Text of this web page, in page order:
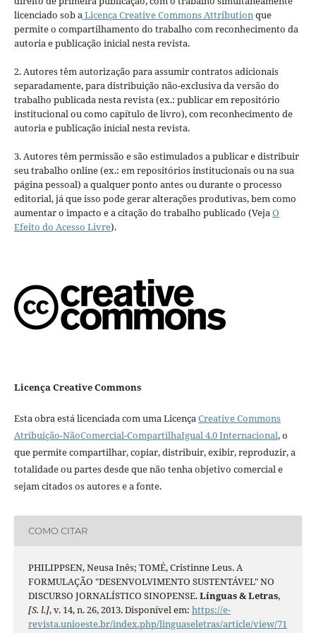
licenciado sob a Licença Creative Commons Attribution que
permite o compartilhamento do trabalho com reconhecimento da
autoria e publicação inicial nesta revista.
2. Autores têm autorização para assumir contratos adicionais
separadamente, para distribuição não-exclusiva da versão do
trabalho publicada nesta revista (ex.: publicar em repositório
institucional ou como capítulo de livro), com reconhecimento de
autoria e publicação inicial nesta revista.
3. Autores têm permissão e são estimulados a publicar e distribuir
seu trabalho online (ex.: em repositórios institucionais ou na sua
página pessoal) a qualquer ponto antes ou durante o processo
editorial, já que isso pode gerar alterações produtivas, bem como
aumentar o impacto e a citação do trabalho publicado (Veja O
Efeito do Acesso Livre).
Licença Creative Commons
Esta obra está licenciada com uma LicençaCreative Commons
Atribuição-NãoComercial-CompartilhaIgual 4.0 Internacional, o
que permite compartilhar, copiar, distribuir, exibir, reproduzir, a
totalidade ou partes desde que não tenha objetivo comercial e
sejam citados os autores e a fonte.
COMO CITAR
PHILIPPSEN, Neusa Inês; TOMÉ, Cristinne Leus. A
FORMULAÇÃO "DESENVOLVIMENTO SUSTENTÁVEL" NO
DISCURSO JORNALÍSTICO SINOPENSE.Línguas & Letras,
[S. l.], v. 14, n. 26, 2013. Disponível em: https://e-
revista.unioeste.br/index.php/linguaseletras/article/view/71